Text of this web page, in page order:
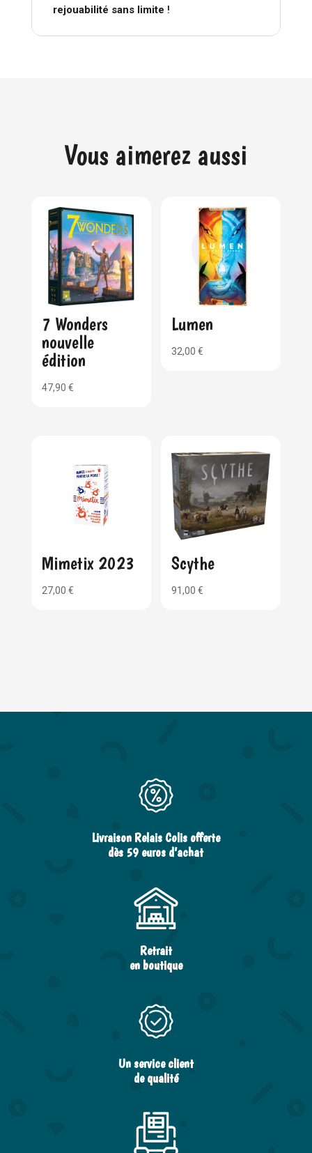
rejouabilité sans limite !
Vous aimerez aussi
7 Wonders
nouvelle
édition
47,90 €
Lumen
32,00€
Mimetix 2023
27,00 €
Scythe
91,00€
Livraison Relais Colis offerte
dès 59 euros d’achat
Retrait
en boutique
Un service client
de qualité